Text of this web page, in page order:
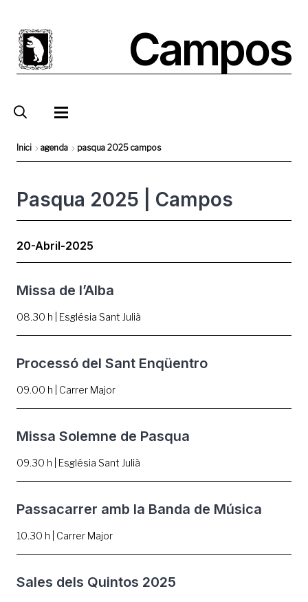
contingut
Campos
d'Ariadna
Inici agenda pasqua 2025 campos
Pasqua 2025 | Campos
20-Abril-2025
Missa de l’Alba
08.30 h | Església Sant Julià
Processó del Sant Enqüentro
09.00 h | Carrer Major
Missa Solemne de Pasqua
09.30 h | Església Sant Julià
Passacarrer amb la Banda de Música
10.30 h | Carrer Major
Sales dels Quintos 2025